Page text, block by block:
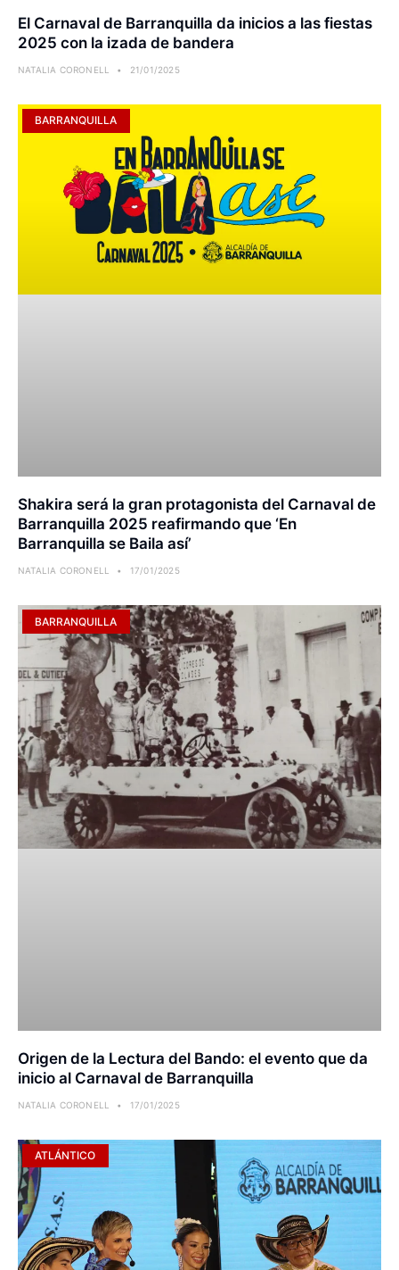
El Carnaval de Barranquilla da inicios a las fiestas
2025 con la izada de bandera
NATALIA CORONELL 21/01/2025
BARRANQUILLA
Shakira será la gran protagonista del Carnaval de
Barranquilla 2025 reafirmando que ‘En
Barranquilla se Baila así’
NATALIA CORONELL 17/01/2025
BARRANQUILLA
Origen de la Lectura del Bando: el evento que da
inicio al Carnaval de Barranquilla
NATALIA CORONELL 17/01/2025
ATLÁNTICO